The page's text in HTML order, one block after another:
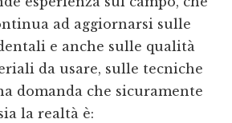
ad aggiornarsi sulle
e anche sulle qualità
da usare, sulle tecniche
domanda che sicuramente
la realtà è: